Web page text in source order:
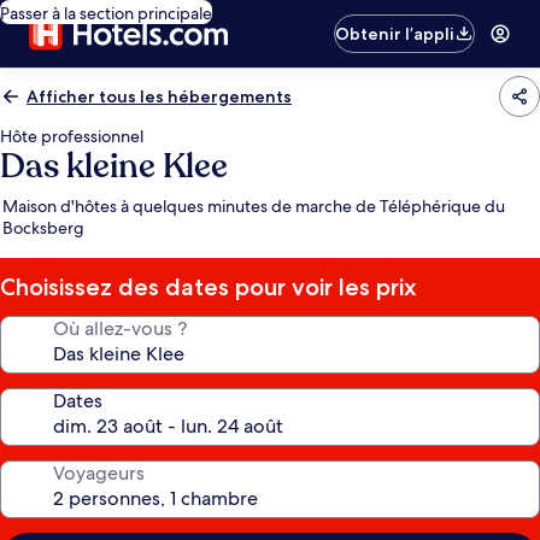
Passer à la section principale
Obtenir l’appli
Afficher tous les hébergements
Hôte professionnel
Das kleine Klee
Maison d'hôtes à quelques minutes de marche de Téléphérique du
Bocksberg
Choisissez des dates pour voir les prix
Où allez-vous ?
Dates
Voyageurs